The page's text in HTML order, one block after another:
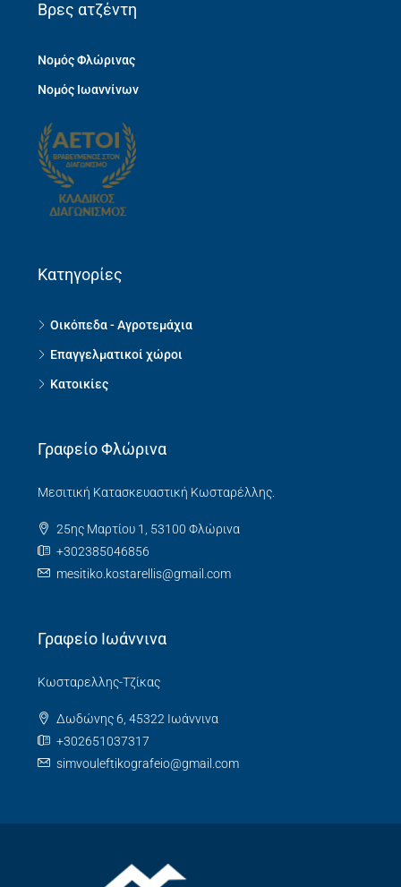
Βρες ατζέντη
Νομός Φλώρινας
Νομός Ιωαννίνων
Κατηγορίες
Οικόπεδα - Αγροτεμάχια
Επαγγελματικοί χώροι
Κατοικίες
Γραφείο Φλώρινα
Μεσιτική Κατασκευαστική Κωσταρέλλης.
25ης Μαρτίου 1, 53100 Φλώρινα
+302385046856
mesitiko.kostarellis@gmail.com
Γραφείο Ιωάννινα
Κωσταρελλης-Τζίκας
Δωδώνης 6, 45322 Ιωάννινα
+302651037317
simvouleftikografeio@gmail.com